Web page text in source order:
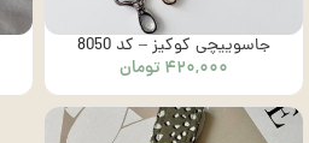
جاسوییچی کوکیز – کد 8050
۴۲۰,۰۰۰ تومان